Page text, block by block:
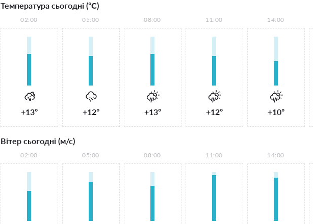
Температура сьогодні (°С)
02:00
+13°
05:00
+12°
08:00
+13°
11:00
+12°
14:00
+10°
Вітер сьогодні (м/с)
02:00 05:00 08:00 11:00 14:00